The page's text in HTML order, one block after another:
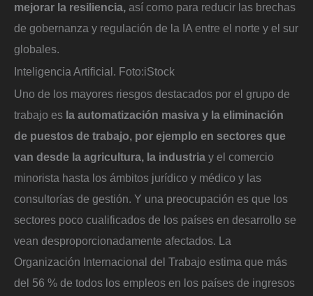
mejorar la resiliencia, así como para reducir las brechas
de gobernanza y regulación de la IA entre el norte y el sur
globales.
Inteligencia Artificial. Foto:iStock
Uno de los mayores riesgos destacados por el grupo de
trabajo es la automatización masiva y la eliminación
de puestos de trabajo, por ejemplo en sectores que
van desde la agricultura, la industria y el comercio
minorista hasta los ámbitos jurídico y médico y las
consultorías de gestión. Y una preocupación es que los
sectores poco cualificados de los países en desarrollo se
vean desproporcionadamente afectados. La
Organización Internacional del Trabajo estima que más
del 56 % de todos los empleos en los países de ingresos